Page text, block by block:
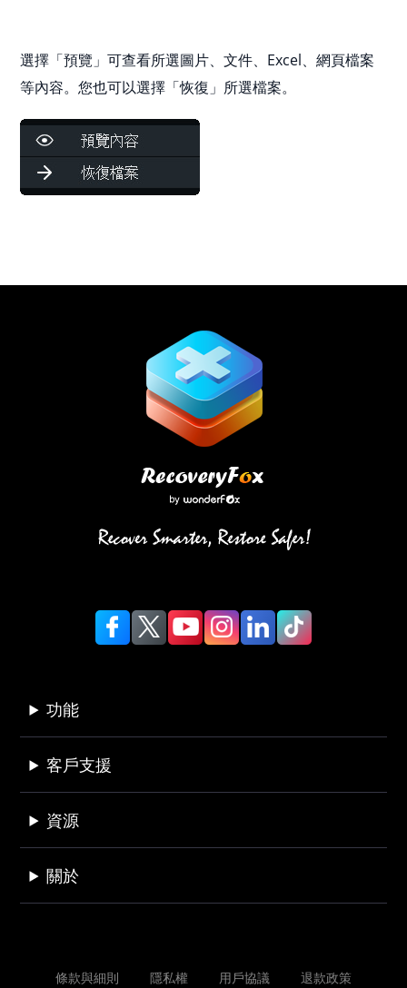
選擇「預覽」可查看所選圖片、文件、Excel、網頁檔案
等內容。您也可以選擇「恢復」所選檔案。
功能
客戶支援
資源
關於
條款與細則 隱私權 用戶協議 退款政策